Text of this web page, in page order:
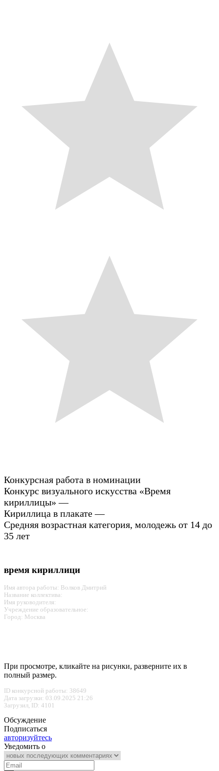
Конкурсная работа в номинации
Конкурс визуального искусства «Время
кириллицы» —
Кириллица в плакате —
Средняя возрастная категория, молодежь от 14 до
35 лет
время кириллици
Имя автора работы: Волков Дмитрий
Название коллектива:
Имя руководителя:
Учреждение образовательное:
Город: Москва
При просмотре, кликайте на рисунки, разверните их в
полный размер.
ID конкурсной работы: 38649
Дата загрузки: 03.09.2025 21:26
Загрузил, ID: 4101
Обсуждение
Подписаться
авторизуйтесь
Уведомить о